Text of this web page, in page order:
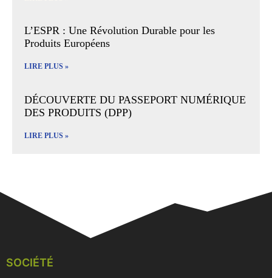
L’ESPR : Une Révolution Durable pour les
Produits Européens
LIRE PLUS »
DÉCOUVERTE DU PASSEPORT NUMÉRIQUE
DES PRODUITS (DPP)
LIRE PLUS »
SOCIÉTÉ